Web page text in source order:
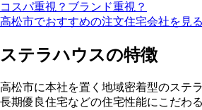
コスパ重視？ブランド重視？
高松市でおすすめの注文住宅会社を見る
ステラハウスの特徴
高松市に本社を置く地域密着型のステ
長期優良住宅などの住宅性能にこだわ